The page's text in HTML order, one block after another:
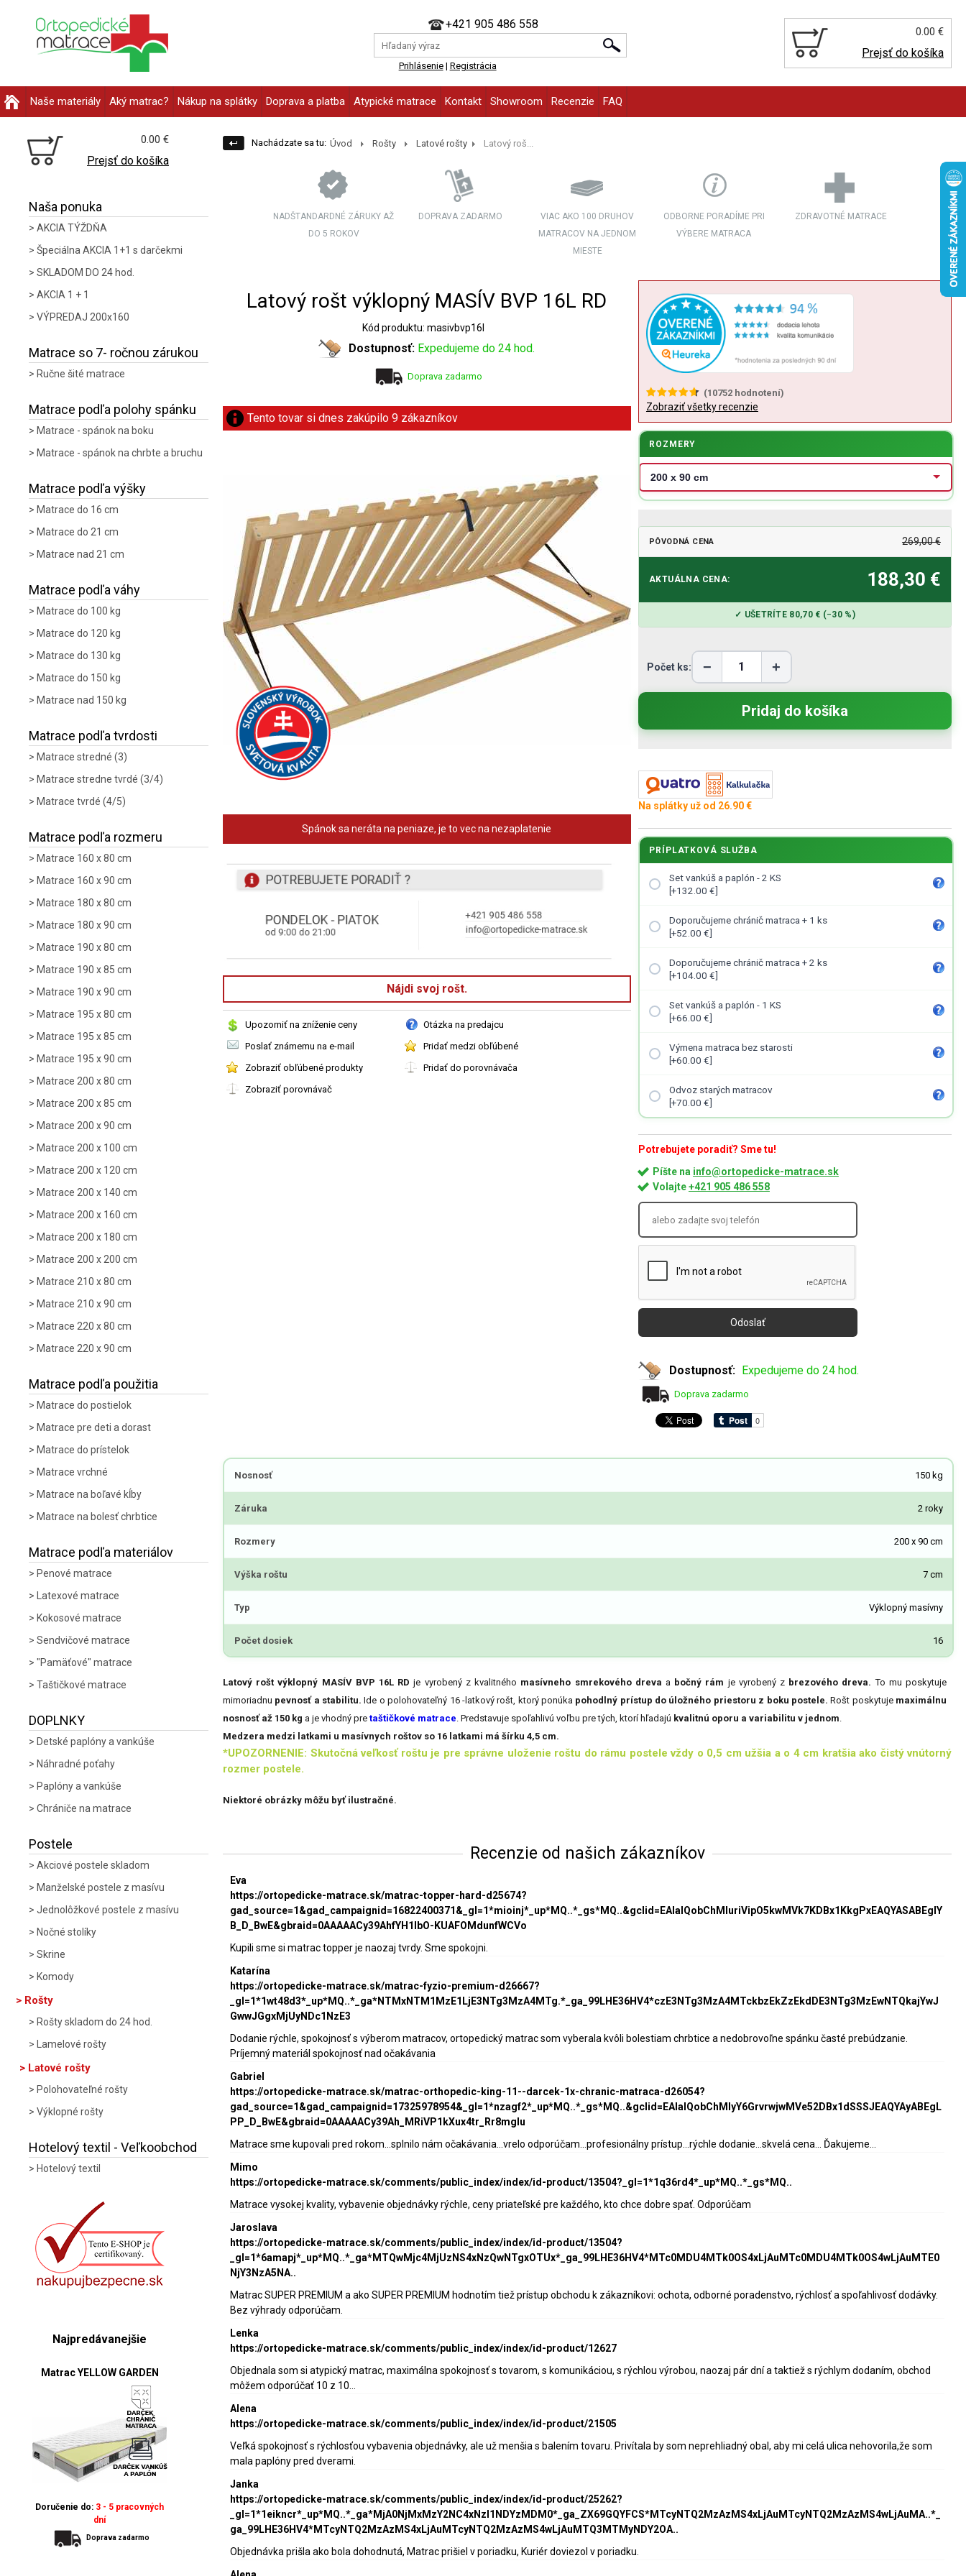
+421 905 486 558
0.00 €
Prejsť do košíka
Prihlásenie| Registrácia
Naše materiály Aký matrac? Nákup na splátky Doprava a platba Atypické matrace Kontakt Showroom Recenzie FAQ
0.00 €
Prejsť do košíka
Naša ponuka
AKCIA TÝŽDŇA
Špeciálna AKCIA 1+1 s darčekmi
SKLADOM DO 24 hod.
AKCIA 1 + 1
VÝPREDAJ 200x160
Matrace so 7- ročnou zárukou
Ručne šité matrace
Matrace podľa polohy spánku
Matrace - spánok na boku
Matrace - spánok na chrbte a bruchu
Matrace podľa výšky
Matrace do 16 cm
Matrace do 21 cm
Matrace nad 21 cm
Matrace podľa váhy
Matrace do 100 kg
Matrace do 120 kg
Matrace do 130 kg
Matrace do 150 kg
Matrace nad 150 kg
Matrace podľa tvrdosti
Matrace stredné (3)
Matrace stredne tvrdé (3/4)
Matrace tvrdé (4/5)
Matrace podľa rozmeru
Matrace 160 x 80 cm
Matrace 160 x 90 cm
Matrace 180 x 80 cm
Matrace 180 x 90 cm
Matrace 190 x 80 cm
Matrace 190 x 85 cm
Matrace 190 x 90 cm
Matrace 195 x 80 cm
Matrace 195 x 85 cm
Matrace 195 x 90 cm
Matrace 200 x 80 cm
Matrace 200 x 85 cm
Matrace 200 x 90 cm
Matrace 200 x 100 cm
Matrace 200 x 120 cm
Matrace 200 x 140 cm
Matrace 200 x 160 cm
Matrace 200 x 180 cm
Matrace 200 x 200 cm
Matrace 210 x 80 cm
Matrace 210 x 90 cm
Matrace 220 x 80 cm
Matrace 220 x 90 cm
Matrace podľa použitia
Matrace do postielok
Matrace pre deti a dorast
Matrace do prístelok
Matrace vrchné
Matrace na boľavé kĺby
Matrace na bolesť chrbtice
Matrace podľa materiálov
Penové matrace
Latexové matrace
Kokosové matrace
Sendvičové matrace
"Pamäťové" matrace
Taštičkové matrace
DOPLNKY
Detské paplóny a vankúše
Náhradné poťahy
Paplóny a vankúše
Chrániče na matrace
Postele
Akciové postele skladom
Manželské postele z masívu
Jednolôžkové postele z masívu
Nočné stolíky
Skrine
Komody
Rošty
Rošty skladom do 24 hod.
Lamelové rošty
Latové rošty
Polohovateľné rošty
Výklopné rošty
Hotelový textil - Veľkoobchod
Hotelový textil
Najpredávanejšie
Matrac YELLOW GARDEN
Doručenie do: 3 - 5 pracovných
dní
Doprava zadarmo
Nachádzate sa tu: Úvod Rošty Latové rošty Latový roš...
NADŠTANDARDNÉ ZÁRUKY AŽ
DO 5 ROKOV
DOPRAVA ZADARMO
VIAC AKO 100 DRUHOV
MATRACOV NA JEDNOM
MIESTE
ODBORNE PORADÍME PRI
VÝBERE MATRACA
ZDRAVOTNÉ MATRACE
Latový rošt výklopný MASÍV BVP 16L RD
Kód produktu: masivbvp16l
Dostupnosť: Expedujeme do 24 hod.
Doprava zadarmo
Tento tovar si dnes zakúpilo 9 zákazníkov
Spánok sa neráta na peniaze, je to vec na nezaplatenie
Nájdi svoj rošt.
Upozorniť na zníženie ceny
Otázka na predajcu
Poslať známemu na e-mail
Pridať medzi obľúbené
Zobraziť obľúbené produkty
Pridať do porovnávača
Zobraziť porovnávač
(10752hodnotení)
Zobraziť všetky recenzie
ROZMERY
PÔVODNÁ CENA 269,00 €
AKTUÁLNA CENA: 188,30 €
✓ UŠETRÍTE 80,70 € (−30 %)
Počet ks: − +
Na splátky už od 26.90 €
PRÍPLATKOVÁ SLUŽBA
Set vankúš a paplón - 2 KS
[+132.00 €]
Doporučujeme chránič matraca + 1 ks
[+52.00 €]
Doporučujeme chránič matraca + 2 ks
[+104.00 €]
Set vankúš a paplón - 1 KS
[+66.00 €]
Výmena matraca bez starosti
[+60.00 €]
Odvoz starých matracov
[+70.00 €]
Potrebujete poradiť? Sme tu!
Píšte na info@ortopedicke-matrace.sk
Volajte+421 905 486 558
Dostupnosť: Expedujeme do 24 hod.
Doprava zadarmo
Nosnosť 150 kg
Záruka 2 roky
Rozmery 200 x 90 cm
Výška roštu 7 cm
Typ Výklopný masívny
Počet dosiek 16
Latový rošt výklopný MASÍV BVP 16L RD je vyrobený z kvalitného masívneho smrekového dreva a bočný rám je vyrobený z brezového dreva. To mu poskytuje
mimoriadnu pevnosť a stabilitu. Ide o polohovateľný 16 -latkový rošt, ktorý ponúka pohodlný prístup do úložného priestoru z boku postele. Rošt poskytuje maximálnu
nosnosť až 150 kg a je vhodný pre taštičkové matrace. Predstavuje spoľahlivú voľbu pre tých, ktorí hľadajú kvalitnú oporu a variabilitu v jednom.
Medzera medzi latkami u masívnych roštov so 16 latkami má šírku 4,5 cm.
*UPOZORNENIE: Skutočná veľkosť roštu je pre správne uloženie roštu do rámu postele vždy o 0,5 cm užšia a o 4 cm kratšia ako čistý vnútorný
rozmer postele.
Niektoré obrázky môžu byť ilustračné.
Recenzie od našich zákazníkov
Eva
https://ortopedicke-matrace.sk/matrac-topper-hard-d25674?
gad_source=1&gad_campaignid=16822400371&_gl=1*mioinj*_up*MQ..*_gs*MQ..&gclid=EAIaIQobChMIuriVipO5kwMVk7KDBx1KkgPxEAQYASABEgIY
B_D_BwE&gbraid=0AAAAACy39AhfYH1lbO-KUAFOMdunfWCVo
Kupili sme si matrac topper je naozaj tvrdy. Sme spokojni.
Katarína
https://ortopedicke-matrace.sk/matrac-fyzio-premium-d26667?
_gl=1*1wt48d3*_up*MQ..*_ga*NTMxNTM1MzE1LjE3NTg3MzA4MTg.*_ga_99LHE36HV4*czE3NTg3MzA4MTckbzEkZzEkdDE3NTg3MzEwNTQkajYwJ
GwwJGgxMjUyNDc1NzE3
Dodanie rýchle, spokojnosť s výberom matracov, ortopedický matrac som vyberala kvôli bolestiam chrbtice a nedobrovoľne spánku časté prebúdzanie.
Príjemný materiál spokojnosť nad očakávania
Gabriel
https://ortopedicke-matrace.sk/matrac-orthopedic-king-11--darcek-1x-chranic-matraca-d26054?
gad_source=1&gad_campaignid=17325978954&_gl=1*nzagf2*_up*MQ..*_gs*MQ..&gclid=EAIaIQobChMIyY6GrvrwjwMVe52DBx1dSSSJEAQYAyABEgL
PP_D_BwE&gbraid=0AAAAACy39Ah_MRiVP1kXux4tr_Rr8mgIu
Matrace sme kupovali pred rokom...splnilo nám očakávania...vrelo odporúčam...profesionálny prístup...rýchle dodanie...skvelá cena... Ďakujeme...
Mimo
https://ortopedicke-matrace.sk/comments/public_index/index/id-product/13504?_gl=1*1q36rd4*_up*MQ..*_gs*MQ..
Matrace vysokej kvality, vybavenie objednávky rýchle, ceny priateľské pre každého, kto chce dobre spať. Odporúčam
Jaroslava
https://ortopedicke-matrace.sk/comments/public_index/index/id-product/13504?
_gl=1*6amapj*_up*MQ..*_ga*MTQwMjc4MjUzNS4xNzQwNTgxOTUx*_ga_99LHE36HV4*MTc0MDU4MTk0OS4xLjAuMTc0MDU4MTk0OS4wLjAuMTE0
NjY3NzA5NA..
Matrac SUPER PREMIUM a ako SUPER PREMIUM hodnotím tiež prístup obchodu k zákazníkovi: ochota, odborné poradenstvo, rýchlosť a spoľahlivosť dodávky.
Bez výhrady odporúčam.
Lenka
https://ortopedicke-matrace.sk/comments/public_index/index/id-product/12627
Objednala som si atypický matrac, maximálna spokojnosť s tovarom, s komunikáciou, s rýchlou výrobou, naozaj pár dní a taktiež s rýchlym dodaním, obchod
môžem odporúčať 10 z 10...
Alena
https://ortopedicke-matrace.sk/comments/public_index/index/id-product/21505
Veľká spokojnosť s rýchlosťou vybavenia objednávky, ale už menšia s balením tovaru. Privítala by som neprehliadný obal, aby mi celá ulica nehovorila,že som
mala paplóny pred dverami.
Janka
https://ortopedicke-matrace.sk/comments/public_index/index/id-product/25262?
_gl=1*1eikncr*_up*MQ..*_ga*MjA0NjMxMzY2NC4xNzI1NDYzMDM0*_ga_ZX69GQYFCS*MTcyNTQ2MzAzMS4xLjAuMTcyNTQ2MzAzMS4wLjAuMA..*_
ga_99LHE36HV4*MTcyNTQ2MzAzMS4xLjAuMTcyNTQ2MzAzMS4wLjAuMTQ3MTMyNDY2OA..
Objednávka prišla ako bola dohodnutá, Matrac prišiel v poriadku, Kuriér doviezol v poriadku.